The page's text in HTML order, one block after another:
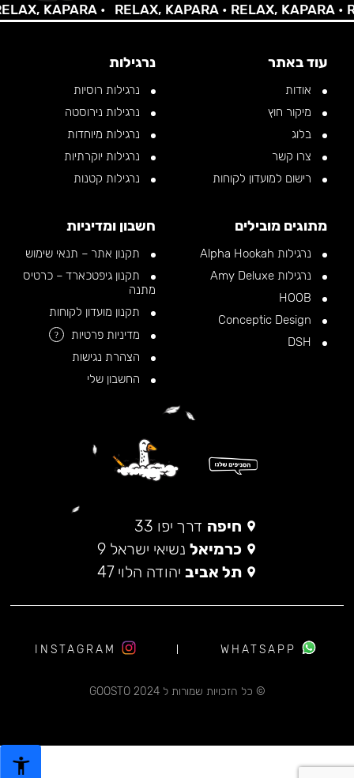
KAPARA • RELAX, KAPARA •RELAX, KAPARA •
עוד באתר
אודות
מיקור חוץ
בלוג
צרו קשר
רישום למועדון לקוחות
נרגילות
נרגילות רוסיות
נרגילות נירוסטה
נרגילות מיוחדות
נרגילות יוקרתיות
נרגילות קטנות
מתוגים מובילים
נרגילות Alpha Hookah
נרגילות Amy Deluxe
חשבון ומדיניות
תקנון אתר – תנאי שימוש
תקנון גיפטכארד – כרטיס
מתנה
תקנון מועדון לקוחות
מדיניות פרטיות
?
הצהרת נגישות
החשבון שלי
חיפה דרך יפו 33
כרמיאל נשיאי ישראל 9
תל אביב יהודה הלוי 47
© כל הזכויות שמורות ל 2024 GOOSTO
WHATSAPP
INSTAGRAM